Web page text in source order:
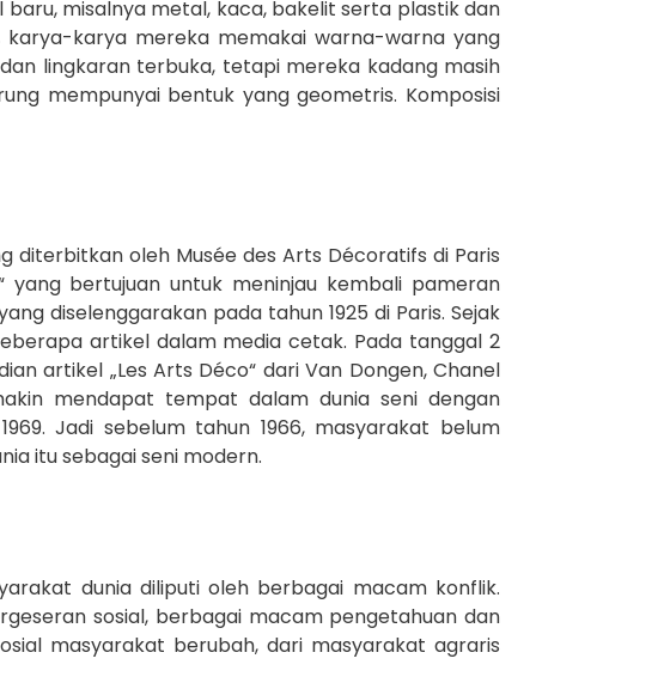
misalnya metal, kaca, bakelit serta plastik dan
karya mereka memakai warna-warna yang
lingkaran terbuka, tetapi mereka kadang masih
mempunyai bentuk yang geometris. Komposisi
oleh Musée des Arts Décoratifs di Paris
bertujuan untuk meninjau kembali pameran
diselenggarakan pada tahun 1925 di Paris. Sejak
artikel dalam media cetak. Pada tanggal 2
artikel „Les Arts Déco“ dari Van Dongen, Chanel
mendapat tempat dalam dunia seni dengan
Jadi sebelum tahun 1966, masyarakat belum
itu sebagai seni modern.
dunia diliputi oleh berbagai macam konflik.
sosial, berbagai macam pengetahuan dan
masyarakat berubah, dari masyarakat agraris